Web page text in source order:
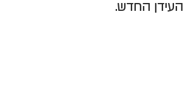
העידן החדש.